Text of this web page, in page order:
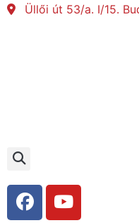
Üllői út 53/a. I/15.